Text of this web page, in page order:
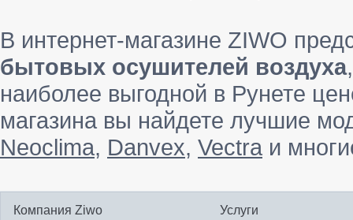
В интернет-магазине ZIWO
бытовых осушителей воздуха
наиболее выгодной в Рунете
магазина вы найдете лучшие
Neoclima, Danvex, Vectra и
Компания Ziwo Услуги